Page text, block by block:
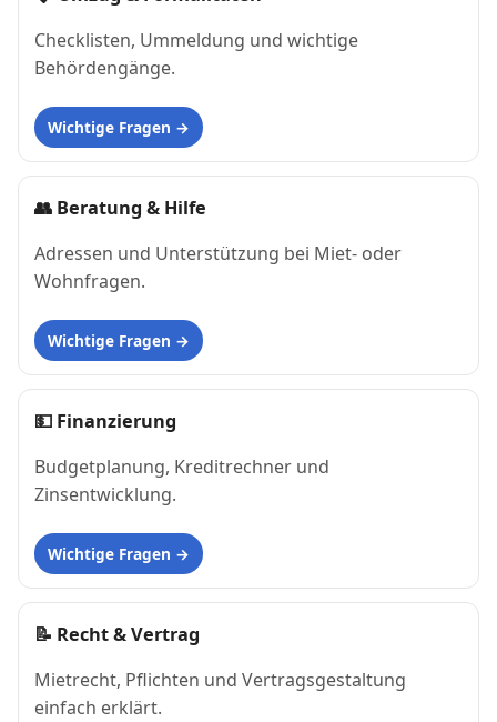
Checklisten, Ummeldung und wichtige
Behördengänge.
Wichtige Fragen
👥 Beratung & Hilfe
Adressen und Unterstützung bei Miet- oder
Wohnfragen.
Wichtige Fragen
💵 Finanzierung
Budgetplanung, Kreditrechner und
Zinsentwicklung.
Wichtige Fragen
📝 Recht & Vertrag
Mietrecht, Pflichten und Vertragsgestaltung
einfach erklärt.